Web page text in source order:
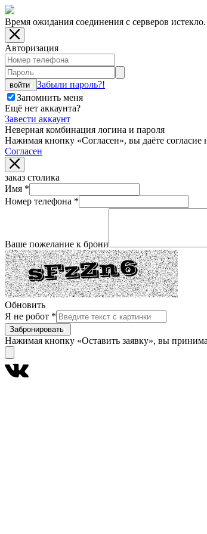
Время ожидания соединения с серверов истекло.
Авторизация
войти
Забыли пароль?!
Запомнить меня
Ещё нет аккаунта?
Завести аккаунт
Неверная комбинация логина и пароля
Нажимая кнопку «Согласен», вы даёте cогласие
Согласен
заказ столика
Имя *
Номер телефона *
Ваше пожелание к брони
Обновить
Я не робот *
Забронировать
Нажимая кнопку «Оставить заявку», вы